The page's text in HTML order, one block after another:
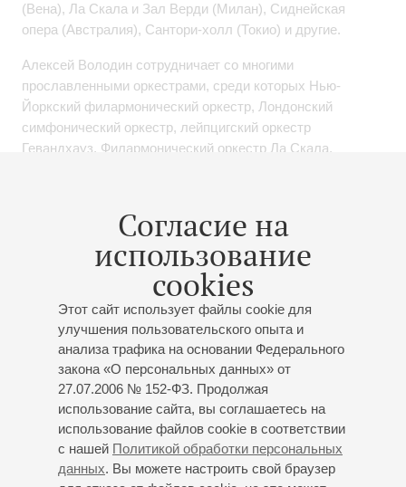
Согласие на
использование
cookies
Этот сайт использует файлы cookie для
улучшения пользовательского опыта и
анализа трафика на основании Федерального
закона «О персональных данных» от
27.07.2006 № 152-ФЗ. Продолжая
использование сайта, вы соглашаетесь на
использование файлов cookie в соответствии
с нашей Политикой обработки персональных
данных. Вы можете настроить свой браузер
(Вена), Ла Скала и Зал Верди (Милан), Сиднейская
опера (Австралия), Сантори-холл (Токио) и другие.
Алексей Володин сотрудничает со многими
прославленными оркестрами, среди которых Нью-
Йоркский филармонический оркестр, Лондонский
симфонический оркестр, лейпцигский оркестр
Гевандхауз, Филармонический оркестр Ла Скала,
цюрихский оркестр Тонхалле и Национальный оркестр
Франции. Он выступал под управлением таких
выдающихся дирижеров, как В.Федосеев, В.Синайский,
М.Плетнев, В.Гергиев, Л.Маазель, Р.Шайи, Д.Цинман,
Г.Альбрехт, К.Рицци, С.Бычков и М.Яновский.
Пианист был участником самых престижных фестивалей
мира, в числе которых Фестиваль Радио Франции и
фестиваль в Ла Рок Д' Антерон (Франция), фестивали в
Вербье и Люцерне (Швейцария), Фортепианный
фестиваль в Руре (Германия), фестиваль «Звезды
белых ночей» (Санкт-Петербург) и Московский
Пасхальный фестиваль.